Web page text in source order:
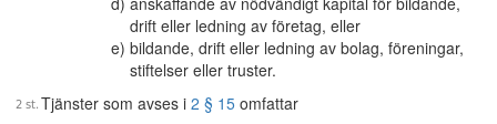
drift eller ledning av företag, eller
bildande, drift eller ledning av bolag, föreningar,
stiftelser eller truster.
Tjänster som avses i 2 § 15 omfattar